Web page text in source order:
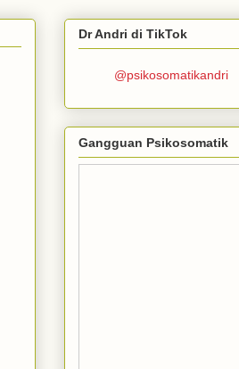
Dr Andri di TikTok
@psikosomatikandri
Gangguan Psikosomatik